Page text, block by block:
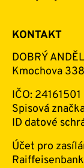
KONTAKT
DOBRÝ
Kmochova
IČO: 24161501
Spisová
ID datové
Účet pro